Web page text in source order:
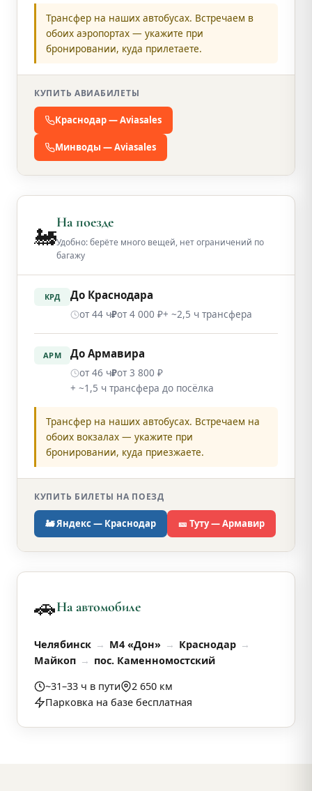
Трансфер на наших автобусах. Встречаем в
обоих аэропортах — укажите при
бронировании, куда прилетаете.
КУПИТЬ АВИАБИЛЕТЫ
Краснодар — Aviasales
Минводы — Aviasales
🚂На поезде
Удобно: берёте много вещей, нет ограничений по
багажу
КРД До Краснодара
от 44 ч₽от 4 000 ₽+ ~2,5 ч трансфера
АРМ До Армавира
от 46 ч₽от 3 800 ₽
+ ~1,5 ч трансфера до посёлка
Трансфер на наших автобусах. Встречаем на
обоих вокзалах — укажите при
бронировании, куда приезжаете.
КУПИТЬ БИЛЕТЫ НА ПОЕЗД
🚂 Яндекс — Краснодар 🎫 Туту — Армавир
🚗На автомобиле
Челябинск М4 «Дон»
Краснодар
Майкоп
пос. Каменномостский
~31–33 ч в пути
2 650 км
Парковка на базе бесплатная